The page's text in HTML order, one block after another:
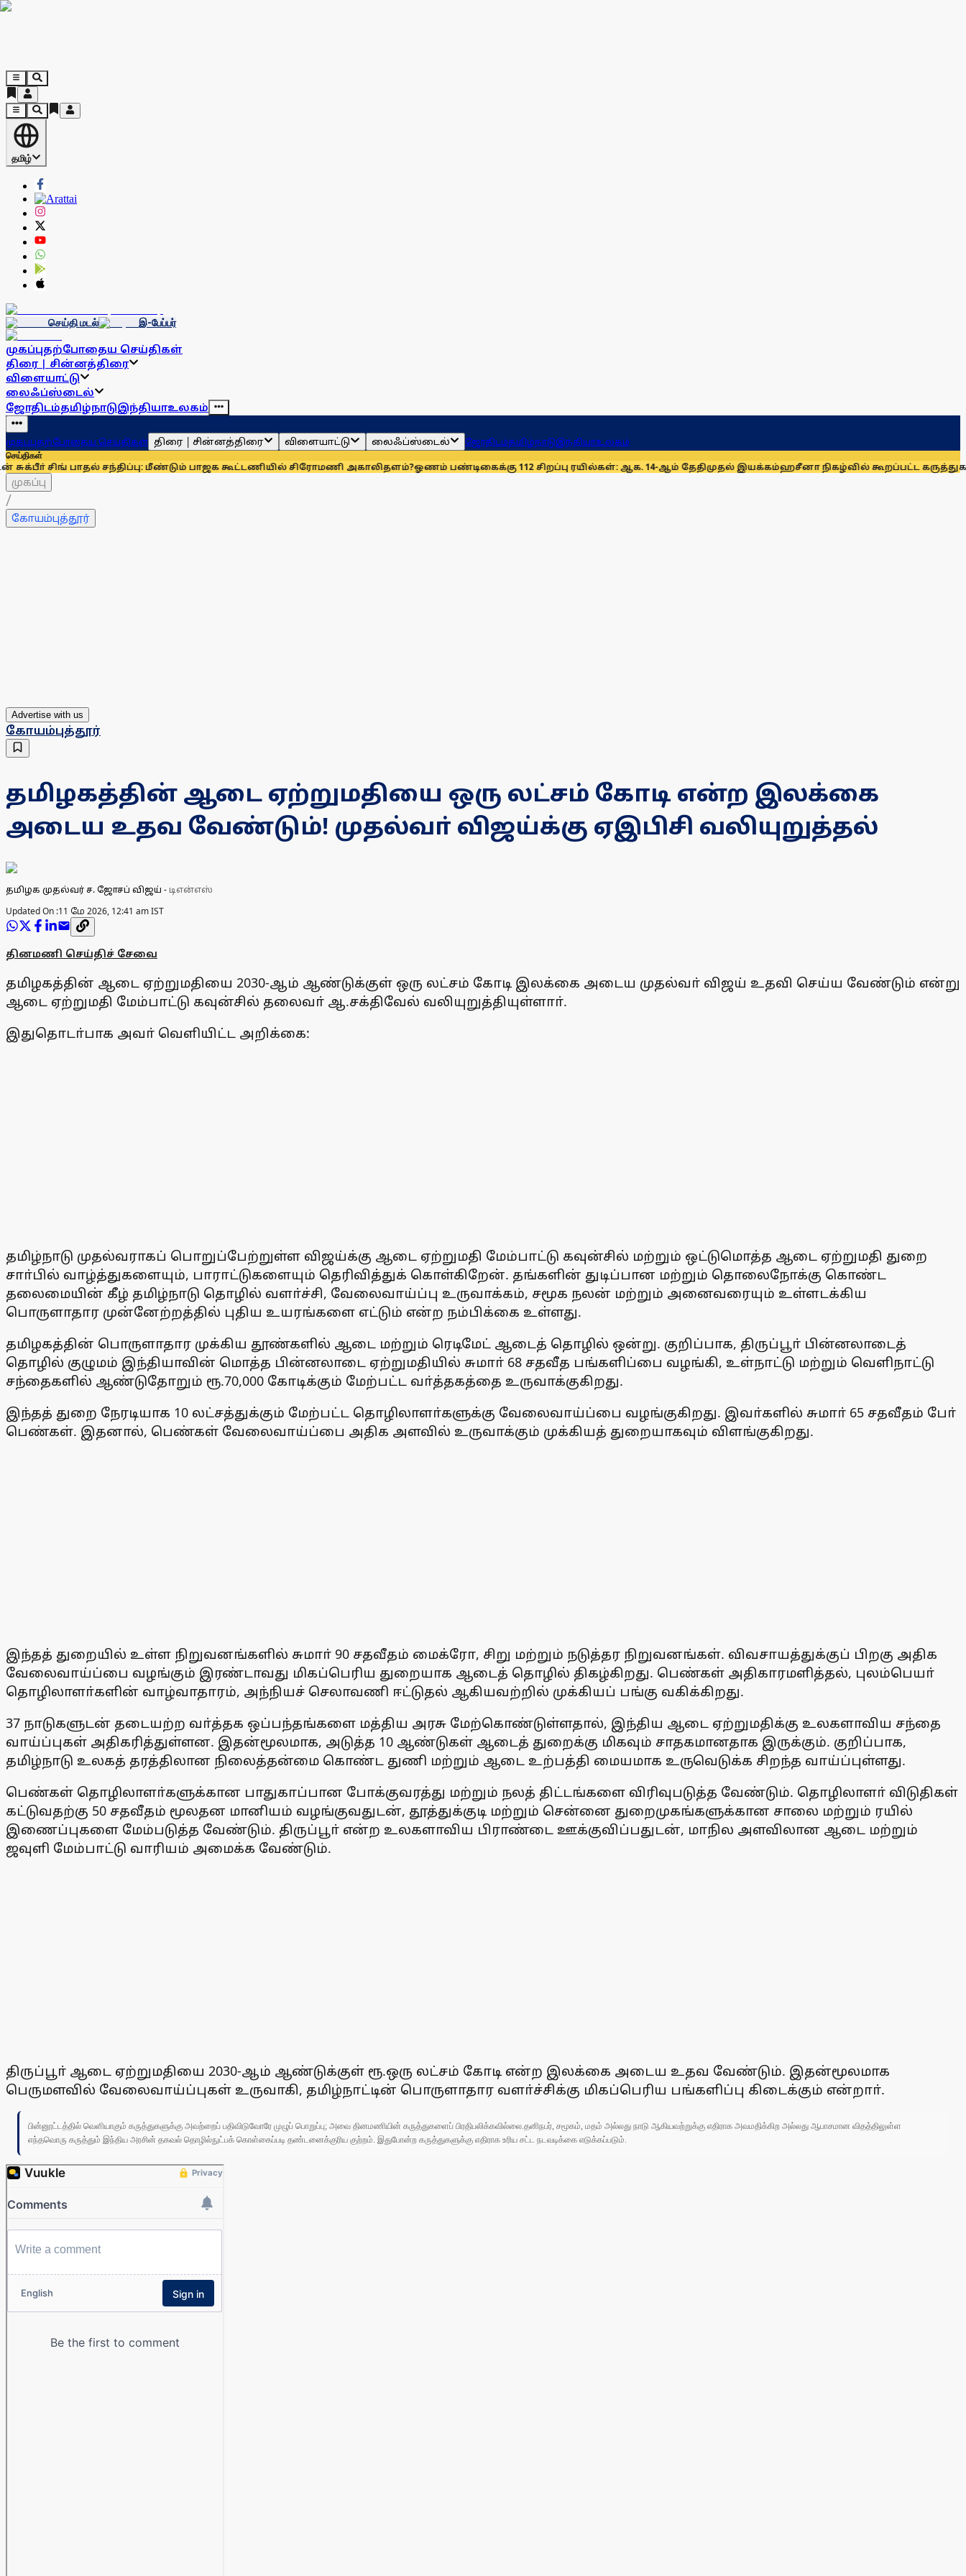
தமிழ்
செய்தி மடல் இ-பேப்பர்
முகப்புதற்போதைய செய்திகள்
திரை | சின்னத்திரை
விளையாட்டு
லைஃப்ஸ்டைல்
ஜோதிடம்தமிழ்நாடுஇந்தியாஉலகம்
முகப்புதற்போதைய செய்திகள் திரை | சின்னத்திரை விளையாட்டு லைஃப்ஸ்டைல் ஜோதிடம்தமிழ்நாடுஇந்தியாஉலகம்
செய்திகள்
பாதல் சந்திப்பு: மீண்டும் பாஜக கூட்டணியில் சிரோமணி அகாலிதளம்?ஓணம் பண்டிகைக்கு 112 சிறப்பு ரயில்கள்: ஆக. 14-ஆம் தேதிமுதல் இயக்கம்ஹசீனா நிகழ்வில் கூறப்பட்ட கருத்துகளை
முகப்பு
/
கோயம்புத்தூர்
Advertise with us
கோயம்புத்தூர்
தமிழகத்தின் ஆடை ஏற்றுமதியை ஒரு லட்சம் கோடி என்ற இலக்கை
அடைய உதவ வேண்டும்! முதல்வா் விஜய்க்கு ஏஇபிசி வலியுறுத்தல்
தமிழக முதல்வர் ச. ஜோசப் விஜய் - டிஎன்எஸ்
Updated On :11 மே 2026, 12:41 am IST
தினமணி செய்திச் சேவை
தமிழகத்தின் ஆடை ஏற்றுமதியை 2030-ஆம் ஆண்டுக்குள் ஒரு லட்சம் கோடி இலக்கை அடைய முதல்வா் விஜய் உதவி செய்ய வேண்டும் என்று
ஆடை ஏற்றுமதி மேம்பாட்டு கவுன்சில் தலைவா் ஆ.சக்திவேல் வலியுறுத்தியுள்ளாா்.
இதுதொடா்பாக அவா் வெளியிட்ட அறிக்கை:
தமிழ்நாடு முதல்வராகப் பொறுப்பேற்றுள்ள விஜய்க்கு ஆடை ஏற்றுமதி மேம்பாட்டு கவுன்சில் மற்றும் ஒட்டுமொத்த ஆடை ஏற்றுமதி துறை
சாா்பில் வாழ்த்துகளையும், பாராட்டுகளையும் தெரிவித்துக் கொள்கிறேன். தங்களின் துடிப்பான மற்றும் தொலைநோக்கு கொண்ட
தலைமையின் கீழ் தமிழ்நாடு தொழில் வளா்ச்சி, வேலைவாய்ப்பு உருவாக்கம், சமூக நலன் மற்றும் அனைவரையும் உள்ளடக்கிய
பொருளாதார முன்னேற்றத்தில் புதிய உயரங்களை எட்டும் என்ற நம்பிக்கை உள்ளது.
தமிழகத்தின் பொருளாதார முக்கிய தூண்களில் ஆடை மற்றும் ரெடிமேட் ஆடைத் தொழில் ஒன்று. குறிப்பாக, திருப்பூா் பின்னலாடைத்
தொழில் குழுமம் இந்தியாவின் மொத்த பின்னலாடை ஏற்றுமதியில் சுமாா் 68 சதவீத பங்களிப்பை வழங்கி, உள்நாட்டு மற்றும் வெளிநாட்டு
சந்தைகளில் ஆண்டுதோறும் ரூ.70,000 கோடிக்கும் மேற்பட்ட வா்த்தகத்தை உருவாக்குகிறது.
இந்தத் துறை நேரடியாக 10 லட்சத்துக்கும் மேற்பட்ட தொழிலாளா்களுக்கு வேலைவாய்ப்பை வழங்குகிறது. இவா்களில் சுமாா் 65 சதவீதம் போ்
பெண்கள். இதனால், பெண்கள் வேலைவாய்ப்பை அதிக அளவில் உருவாக்கும் முக்கியத் துறையாகவும் விளங்குகிறது.
இந்தத் துறையில் உள்ள நிறுவனங்களில் சுமாா் 90 சதவீதம் மைக்ரோ, சிறு மற்றும் நடுத்தர நிறுவனங்கள். விவசாயத்துக்குப் பிறகு அதிக
வேலைவாய்ப்பை வழங்கும் இரண்டாவது மிகப்பெரிய துறையாக ஆடைத் தொழில் திகழ்கிறது. பெண்கள் அதிகாரமளித்தல், புலம்பெயா்
தொழிலாளா்களின் வாழ்வாதாரம், அந்நியச் செலாவணி ஈட்டுதல் ஆகியவற்றில் முக்கியப் பங்கு வகிக்கிறது.
37 நாடுகளுடன் தடையற்ற வா்த்தக ஒப்பந்தங்களை மத்திய அரசு மேற்கொண்டுள்ளதால், இந்திய ஆடை ஏற்றுமதிக்கு உலகளாவிய சந்தை
வாய்ப்புகள் அதிகரித்துள்ளன. இதன்மூலமாக, அடுத்த 10 ஆண்டுகள் ஆடைத் துறைக்கு மிகவும் சாதகமானதாக இருக்கும். குறிப்பாக,
தமிழ்நாடு உலகத் தரத்திலான நிலைத்தன்மை கொண்ட துணி மற்றும் ஆடை உற்பத்தி மையமாக உருவெடுக்க சிறந்த வாய்ப்புள்ளது.
பெண்கள் தொழிலாளா்களுக்கான பாதுகாப்பான போக்குவரத்து மற்றும் நலத் திட்டங்களை விரிவுபடுத்த வேண்டும். தொழிலாளா் விடுதிகள்
கட்டுவதற்கு 50 சதவீதம் மூலதன மானியம் வழங்குவதுடன், தூத்துக்குடி மற்றும் சென்னை துறைமுகங்களுக்கான சாலை மற்றும் ரயில்
இணைப்புகளை மேம்படுத்த வேண்டும். திருப்பூா் என்ற உலகளாவிய பிராண்டை ஊக்குவிப்பதுடன், மாநில அளவிலான ஆடை மற்றும்
ஜவுளி மேம்பாட்டு வாரியம் அமைக்க வேண்டும்.
திருப்பூா் ஆடை ஏற்றுமதியை 2030-ஆம் ஆண்டுக்குள் ரூ.ஒரு லட்சம் கோடி என்ற இலக்கை அடைய உதவ வேண்டும். இதன்மூலமாக
பெருமளவில் வேலைவாய்ப்புகள் உருவாகி, தமிழ்நாட்டின் பொருளாதார வளா்ச்சிக்கு மிகப்பெரிய பங்களிப்பு கிடைக்கும் என்றாா்.
பின்னூட்டத்தில் வெளியாகும் கருத்துகளுக்கு அவற்றைப் பதிவிடுவோரே முழுப் பொறுப்பு; அவை தினமணியின் கருத்துகளைப் பிரதிபலிக்கவில்லை.தனிநபர், சமூகம், மதம் அல்லது நாடு ஆகியவற்றுக்கு எதிராக அவமதிக்கிற அல்லது ஆபாசமான விதத்திலுள்ள
எந்தவொரு கருத்தும் இந்திய அரசின் தகவல் தொழில்நுட்பக் கொள்கைப்படி தண்டனைக்குரிய குற்றம். இதுபோன்ற கருத்துகளுக்கு எதிராக உரிய சட்ட நடவடிக்கை எடுக்கப்படும்.